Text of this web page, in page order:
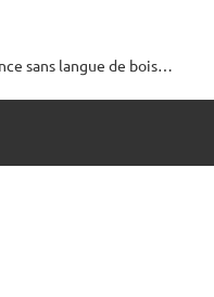
sans langue de bois…